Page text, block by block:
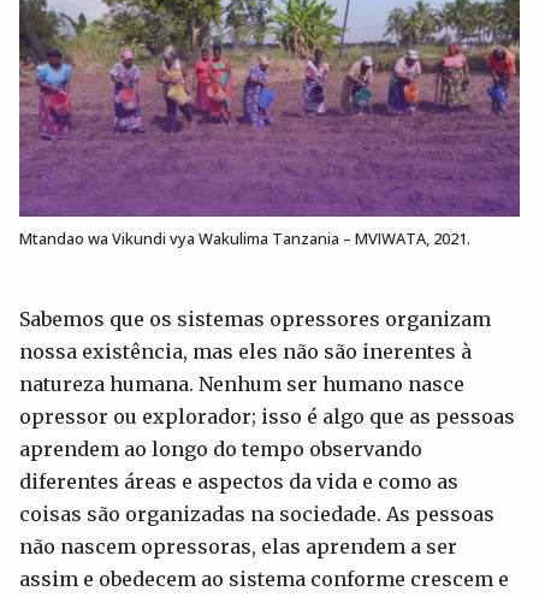
Mtandao wa Vikundi vya Wakulima Tanzania – MVIWATA, 2021.
Sabemos que os sistemas opressores organizam
nossa existência, mas eles não são inerentes à
natureza humana. Nenhum ser humano nasce
opressor ou explorador; isso é algo que as pessoas
aprendem ao longo do tempo observando
diferentes áreas e aspectos da vida e como as
coisas são organizadas na sociedade. As pessoas
não nascem opressoras, elas aprendem a ser
assim e obedecem ao sistema conforme crescem e